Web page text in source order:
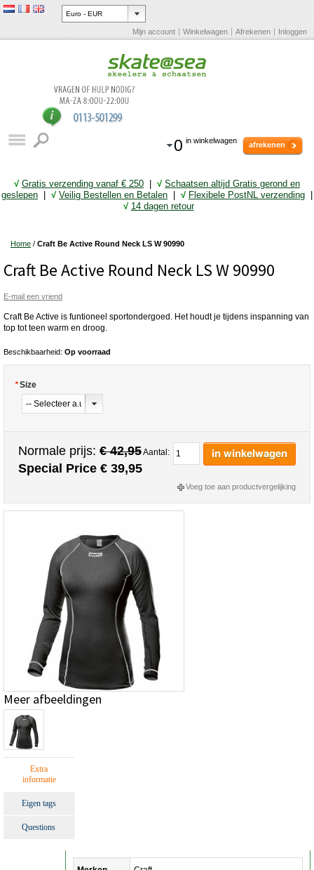
Mijn account Winkelwagen Afrekenen Inloggen
0 in winkelwagen afrekenen
√ Gratis verzending vanaf € 250 √ Schaatsen altijd Gratis gerond en
geslepen
√ Veilig Bestellen en Betalen √ Flexibele PostNL verzending
√ 14 dagen retour
Home / Craft Be Active Round Neck LS W 90990
Craft Be Active Round Neck LS W 90990
E-mail een vriend
Craft Be Active is funtioneel sportondergoed. Het houdt je tijdens inspanning van
top tot teen warm en droog.
Beschikbaarheid: Op voorraad
*Size
Normale prijs: € 42,95
Special Price € 39,95
Aantal: in winkelwagen
Voeg toe aan productvergelijking
Meer afbeeldingen
Extra
informatie
Eigen tags
Questions